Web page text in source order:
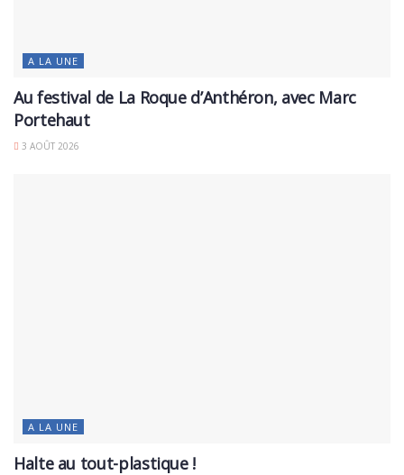
A LA UNE
Au festival de La Roque d’Anthéron, avec Marc
Portehaut
3 AOÛT 2026
A LA UNE
Halte au tout-plastique !